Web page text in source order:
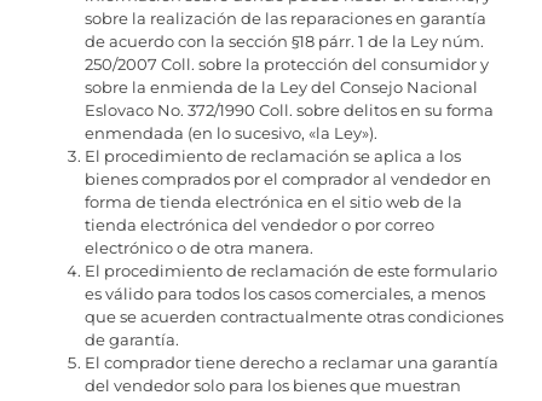
sobre la realización de las reparaciones en garantía
de acuerdo con la sección §18 párr. 1 de la Ley núm.
250/2007 Coll. sobre la protección del consumidor y
sobre la enmienda de la Ley del Consejo Nacional
Eslovaco No. 372/1990 Coll. sobre delitos en su forma
enmendada (en lo sucesivo, «la Ley»).
El procedimiento de reclamación se aplica a los
bienes comprados por el comprador al vendedor en
forma de tienda electrónica en el sitio web de la
tienda electrónica del vendedor o por correo
electrónico o de otra manera.
El procedimiento de reclamación de este formulario
es válido para todos los casos comerciales, a menos
que se acuerden contractualmente otras condiciones
de garantía.
El comprador tiene derecho a reclamar una garantía
del vendedor solo para los bienes que muestran